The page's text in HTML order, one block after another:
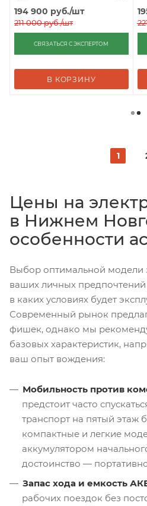
194 900 руб./шт
211 000руб./шт
СВЯЗАТЬСЯ С ЭКСПЕРТОМ
В КОРЗИНУ
1
Цены на
в Нижнем
особенности
Выбор оптимальной модели
ваших личных предпочтений
в каких условиях будет
Современный рынок
фишек, однако мы
базовых характеристик,
ваш опыт вождения:
Мобильность против
предстоит часто
транспорт на пятый этаж
компактные и легкие
аккумулятором
достоинство —
Запас хода и емкость
рабочих поездок без